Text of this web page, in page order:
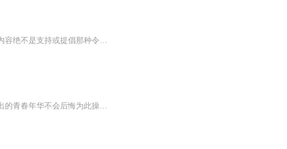
谈及与陌生人说话时，我指的是坦坦荡荡、恭敬有礼的真诚互动。你将在本书中读到的内容绝不是支持或提倡那种令人生厌、不怀好意的接触，即街头骚扰，而是能增进我们的归属感或人性的行为。对着陌生人说三道四是一种暴力行为，包括嘘声，谩骂、嘲弄、物化他...
书名：后会有期作者：鱼跃龙门吖主播：黑兔简介：永远不会后悔——不会后混为其付出的青春年华不会后悔为此操心操劳不会后悔当年为其付出的伤痛与泪更不后悔怀揣着赤子之心为其献身。每个人心里都有万千种不后悔的理由和感慨但他们的感叹目标仅仅只有一个...